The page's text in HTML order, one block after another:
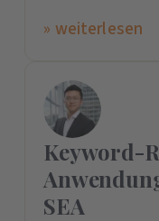
» weiterlesen
Keyword-
SEA